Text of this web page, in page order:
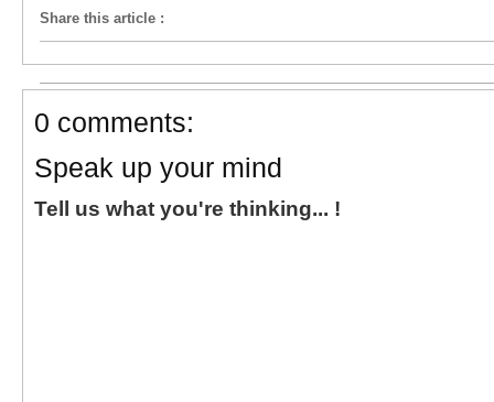
Share this article :
0 comments:
Speak up your mind
Tell us what you're thinking... !